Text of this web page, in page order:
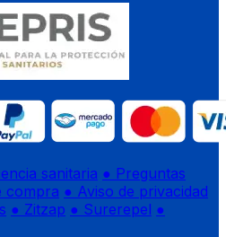
sanitaria ● Preguntas
compra ● Aviso de privacidad
● Zitzap ● Surerepel ●